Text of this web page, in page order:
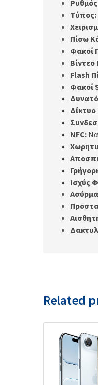
Τύπος:
Πίσω
Φακοί
Flash
Φακοί
NFC:
Ισχύς
Related